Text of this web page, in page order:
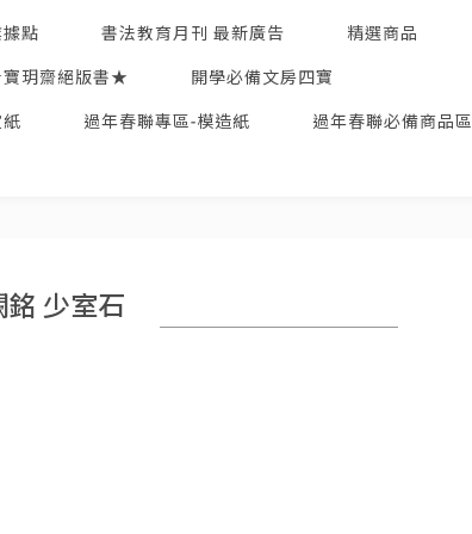
據點 書法教育月刊 最新廣告 精選商品
玥齋絕版書★ 開學必備文房四寶
過年春聯專區-模造紙 過年春聯必備商品區
銘 少室石